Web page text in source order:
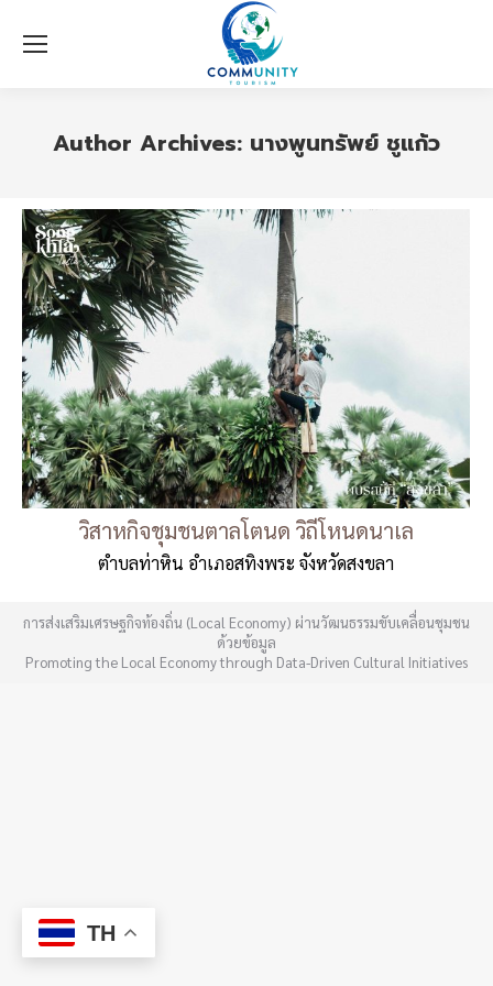
Author Archives: นางพูนทรัพย์ ชูแก้ว
วิสาหกิจชุมชนตาลโตนด วิถีโหนดนาเล
ตำบลท่าหิน อำเภอสทิงพระ จังหวัดสงขลา
การส่งเสริมเศรษฐกิจท้องถิ่น (Local Economy) ผ่านวัฒนธรรมขับเคลื่อนชุมชน
ด้วยข้อมูล
Promoting the Local Economy through Data-Driven Cultural Initiatives
TH